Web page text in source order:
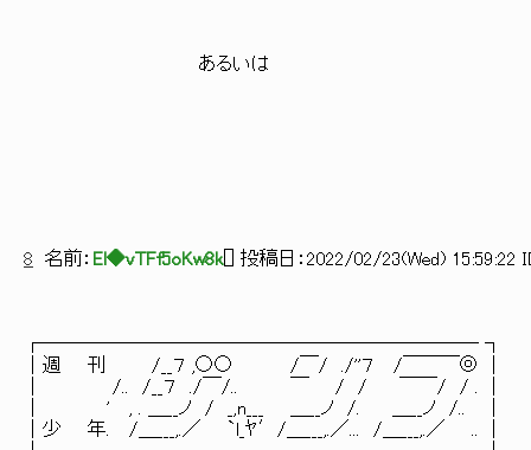
あるいは
8 名前： El◆vTFf5oKw8k[ ] 投稿日： 2022/02/23(Wed) 15:59:22
┌─────────────────────── ┐
│週 刊 /__７ ,○○ /￣/ ./''７ /￣￣￣◎ │
│ /.. /__７ ./￣/.. ￣ / / ￣￣/ / . │
│ ' , . ＿__ノ / _,n___ ＿__ノ /. ＿__ノ /.. │
│少 年. /＿___,.／ `l_ﾔ′/＿___,.／... /＿___,.／ .. │